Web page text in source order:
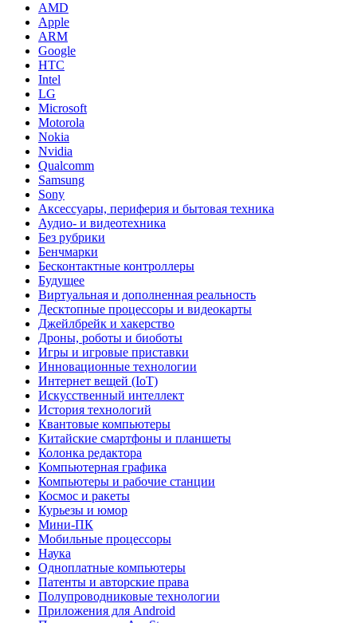
AMD
Apple
ARM
Google
HTC
Intel
LG
Microsoft
Motorola
Nokia
Nvidia
Qualcomm
Samsung
Sony
Аксессуары, периферия и бытовая техника
Аудио- и видеотехника
Без рубрики
Бенчмарки
Бесконтактные контроллеры
Будущее
Виртуальная и дополненная реальность
Десктопные процессоры и видеокарты
Джейлбрейк и хакерство
Дроны, роботы и биоботы
Игры и игровые приставки
Инновационные технологии
Интернет вещей (IoT)
Искусственный интеллект
История технологий
Квантовые компьютеры
Китайские смартфоны и планшеты
Колонка редактора
Компьютерная графика
Компьютеры и рабочие станции
Космос и ракеты
Курьезы и юмор
Мини-ПК
Мобильные процессоры
Наука
Одноплатные компьютеры
Патенты и авторские права
Полупроводниковые технологии
Приложения для Android